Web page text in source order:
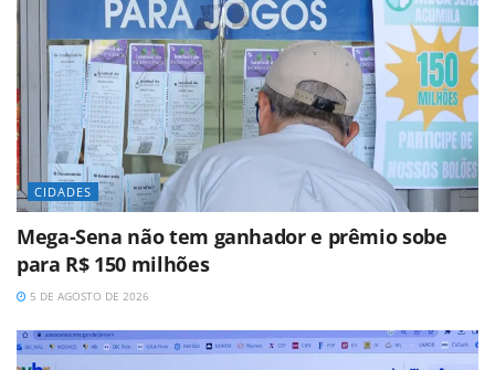
CIDADES
Mega-Sena não tem ganhador e prêmio sobe
para R$ 150 milhões
5 DE AGOSTO DE 2026